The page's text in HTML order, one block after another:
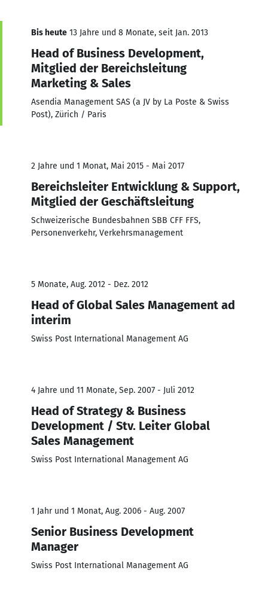
Bis heute 13 Jahre und 8 Monate, seit Jan. 2013
Head of Business Development,
Mitglied der Bereichsleitung
Marketing & Sales
Asendia Management SAS (a JV by La Poste & Swiss
Post), Zürich / Paris
2 Jahre und 1 Monat, Mai 2015 - Mai 2017
Bereichsleiter Entwicklung & Support,
Mitglied der Geschäftsleitung
Schweizerische Bundesbahnen SBB CFF FFS,
Personenverkehr, Verkehrsmanagement
5 Monate, Aug. 2012 - Dez. 2012
Head of Global Sales Management ad
interim
Swiss Post International Management AG
4 Jahre und 11 Monate, Sep. 2007 - Juli 2012
Head of Strategy & Business
Development / Stv. Leiter Global
Sales Management
Swiss Post International Management AG
1 Jahr und 1 Monat, Aug. 2006 - Aug. 2007
Senior Business Development
Manager
Swiss Post International Management AG